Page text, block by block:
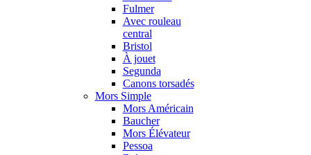
Fulmer
Avec rouleau
central
Bristol
À jouet
Segunda
Canons torsadés
Mors Simple
Mors Américain
Baucher
Mors Élévateur
Pessoa